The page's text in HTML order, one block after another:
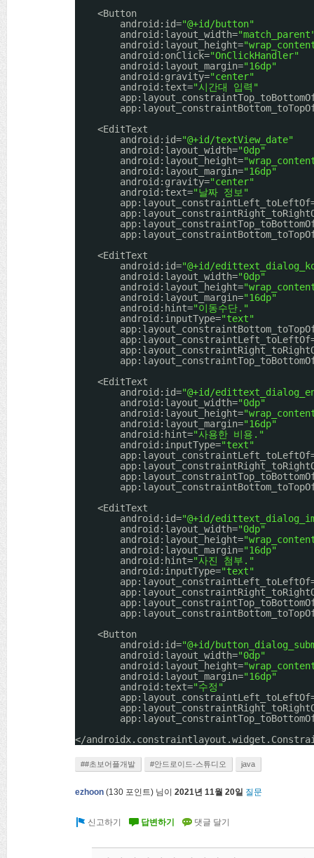
<Button
android:id="@+id/button"
android:layout_width=
android:layout_height=
android:onClick="OnClickHandler"
android:layout_margin="16dp"
android:gravity="center"
android:text="시간대 입력"
<EditText
android:id="@+id/textView_date"
android:layout_width="0dp"
android:layout_height=
android:layout_margin="16dp"
android:gravity="center"
android:text="날짜 정보"
<EditText
android:id="@+id/
android:layout_width="0dp"
android:layout_height=
android:layout_margin="16dp"
android:hint="이동수단."
android:inputType="text"
<EditText
android:id="@+id/
android:layout_width="0dp"
android:layout_height=
android:layout_margin="16dp"
android:hint="사용한 비용."
android:inputType="text"
<EditText
android:id="@+id/
android:layout_width="0dp"
android:layout_height=
android:layout_margin="16dp"
android:hint="사진 첨부."
android:inputType="text"
<Button
android:id="@+id/
android:layout_width="0dp"
android:layout_height=
android:layout_margin="16dp"
android:text="수정"
</
##초보어플개발 #안드로이드-스튜디오 java
ezhoon (130 포인트) 님이 2021년 11월 20일 질문